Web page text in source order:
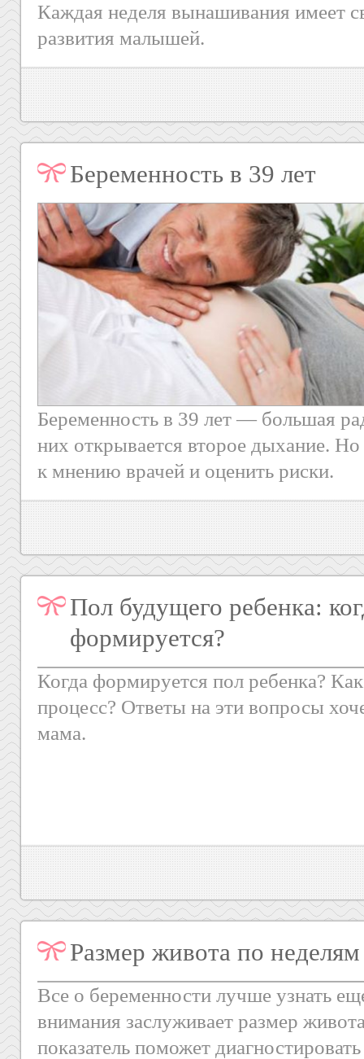
Каждая неделя вынашивания имеет
развития малышей.
Беременность в 39 лет
Беременность в 39 лет — большая
них открывается второе дыхание.
к мнению врачей и оценить риски.
Пол будущего ребенка:
формируется?
Когда формируется пол ребенка?
процесс? Ответы на эти вопросы
мама.
Размер живота по
Все о беременности лучше узнать
внимания заслуживает размер
показатель поможет